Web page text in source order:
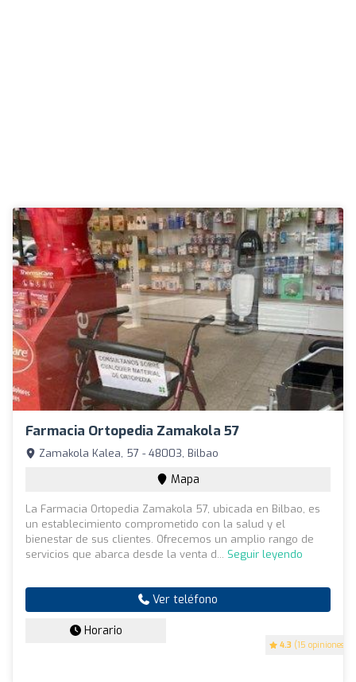
Farmacia Ortopedia Zamakola 57
4.3 (15 opiniones)
Zamakola Kalea, 57 - 48003, Bilbao
Mapa
La Farmacia Ortopedia Zamakola 57, ubicada en Bilbao, es
un establecimiento comprometido con la salud y el
bienestar de sus clientes. Ofrecemos un amplio rango de
servicios que abarca desde la venta d... Seguir leyendo
Ver teléfono
Horario